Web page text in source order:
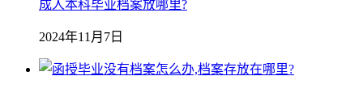
成人本科毕业档案放哪里?
2024年11月7日